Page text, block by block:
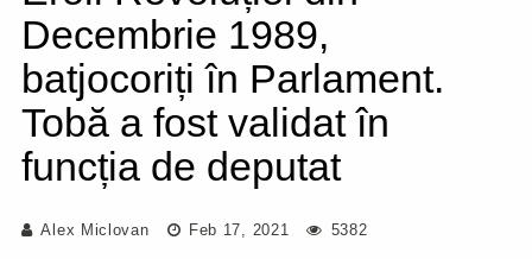
Decembrie 1989,
batjocoriți în Parlament.
Tobă a fost validat în
funcția de deputat
Alex Miclovan Feb 17, 2021 5382